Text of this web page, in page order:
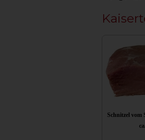
Schnitzel vom